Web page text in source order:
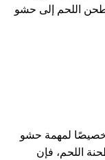
اللحم إلى حشو
لمهمة حشو
اللحم، فإن